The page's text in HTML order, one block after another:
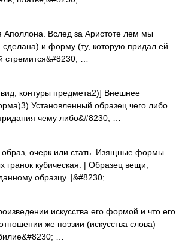
Вслед за Аристоте лем мы
и форму (ту, которую придал ей
…
контуры предмета2)] Внешнее
Установленный образец чего либо
чему либо&#8230; …
очерк или стать. Изящные формы
кубическая. | Образец вещи,
образцу. |&#8230; …
искусства его формой и что его
же поэзии (искусства слова)
…